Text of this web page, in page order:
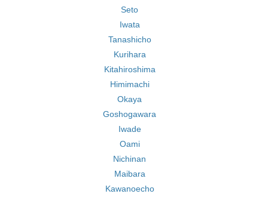
Seto
Iwata
Tanashicho
Kurihara
Kitahiroshima
Himimachi
Okaya
Goshogawara
Iwade
Oami
Nichinan
Maibara
Kawanoecho